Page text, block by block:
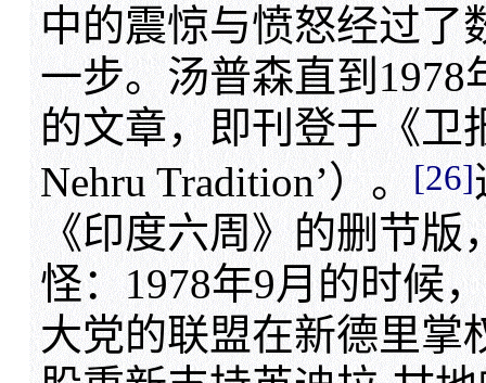
中的震惊与愤怒经过了
一步。汤普森直到
的文章，即刊登于《卫
Nehru Tradition’）。
[26]
《印度六周》的删节
怪：1978年9月的时候
大党的联盟在新德里掌